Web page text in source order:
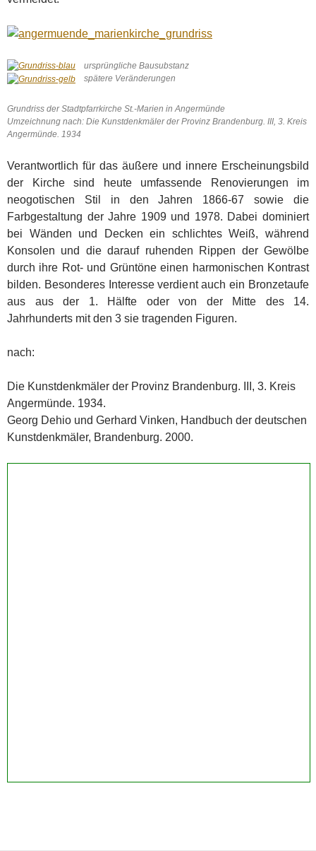
ursprüngliche Bausubstanz
spätere Veränderungen
Grundriss der Stadtpfarrkirche St.-Marien in Angermünde
Umzeichnung nach: Die Kunstdenkmäler der Provinz Brandenburg. III, 3. Kreis
Angermünde. 1934
Verantwortlich für das äußere und innere Erscheinungsbild
der Kirche sind heute umfassende Renovierungen im
neogotischen Stil in den Jahren 1866-67 sowie die
Farbgestaltung der Jahre 1909 und 1978. Dabei dominiert
bei Wänden und Decken ein schlichtes Weiß, während
Konsolen und die darauf ruhenden Rippen der Gewölbe
durch ihre Rot- und Grüntöne einen harmonischen Kontrast
bilden. Besonderes Interesse verdient auch ein Bronzetaufe
aus aus der 1. Hälfte oder von der Mitte des 14.
Jahrhunderts mit den 3 sie tragenden Figuren.
nach:
Die Kunstdenkmäler der Provinz Brandenburg. III, 3. Kreis
Angermünde. 1934.
Georg Dehio und Gerhard Vinken, Handbuch der deutschen
Kunstdenkmäler, Brandenburg. 2000.